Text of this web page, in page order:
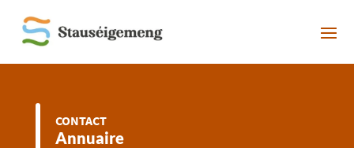
CONTACT
Annuaire